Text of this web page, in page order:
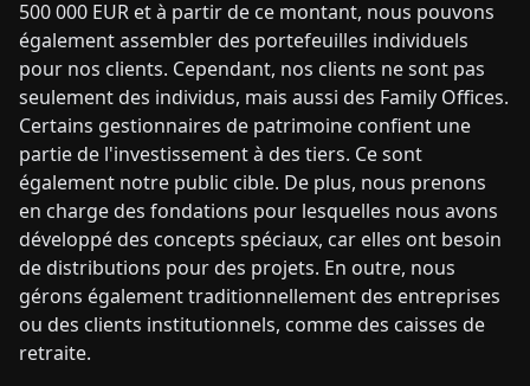
500 000 EUR et à partir de ce montant, nous pouvons
également assembler des portefeuilles individuels
pour nos clients. Cependant, nos clients ne sont pas
seulement des individus, mais aussi des Family Offices.
Certains gestionnaires de patrimoine confient une
partie de l'investissement à des tiers. Ce sont
également notre public cible. De plus, nous prenons
en charge des fondations pour lesquelles nous avons
développé des concepts spéciaux, car elles ont besoin
de distributions pour des projets. En outre, nous
gérons également traditionnellement des entreprises
ou des clients institutionnels, comme des caisses de
retraite.